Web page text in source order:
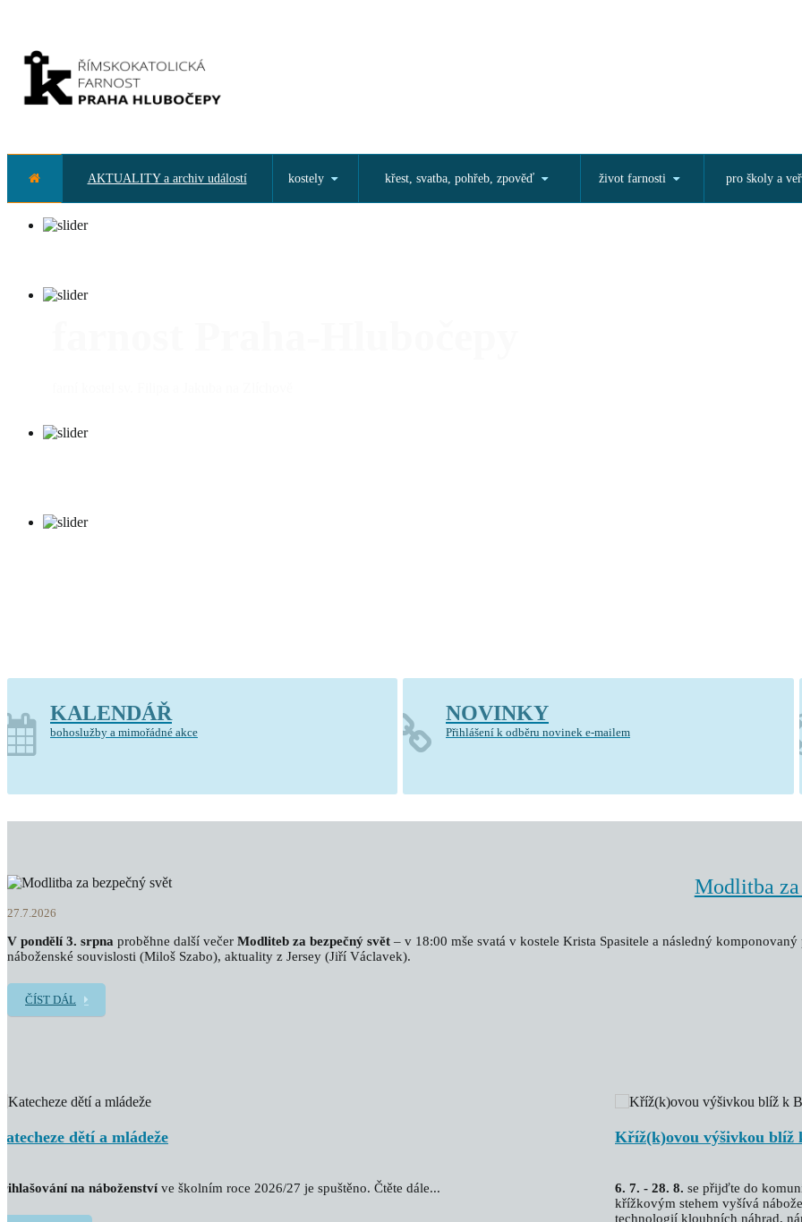
AKTUALITY a archiv událostí kostely křest, svatba, pohřeb, zpověď život farnosti pro školy a
KALENDÁŘ
bohoslužby a mimořádné akce
NOVINKY
Přihlášení k odběru novinek e-mailem
Modlitba za
27.7.2026
V pondělí 3. srpna proběhne další večer Modliteb za bezpečný svět – v 18:00 mše svatá v kostele Krista Spasitele a následný
náboženské souvislosti (Miloš Szabo), aktuality z Jersey (Jiří Václavek).
ČÍST DÁL
dětí a mládeže
na náboženstvíve školním roce 2026/27 je spuštěno. Čtěte dále...
Kříž(k)ovou výšivkou blíž
6. 7. - 28. 8. se přijďte do
křížkovým stehem vyšívá
technologií kloubních náhrad,